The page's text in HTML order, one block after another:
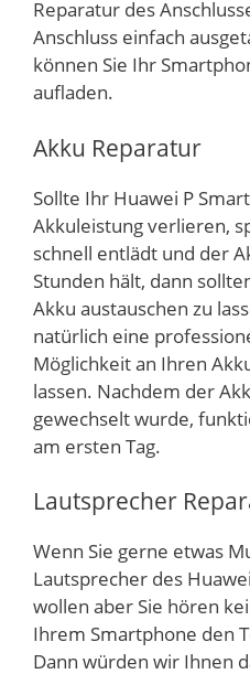
Reparatur des
Anschluss einfach
können Sie Ihr
aufladen.
Akku Reparatur
Sollte Ihr Huawei P
Akkuleistung verlieren,
schnell entlädt und der
Stunden hält, dann
Akku austauschen zu
natürlich eine
Möglichkeit an Ihren
lassen. Nachdem der
gewechselt wurde,
am ersten Tag.
Lautsprecher
Wenn Sie gerne etwas
Lautsprecher des
wollen aber Sie hören
Ihrem Smartphone den
Dann würden wir Ihnen